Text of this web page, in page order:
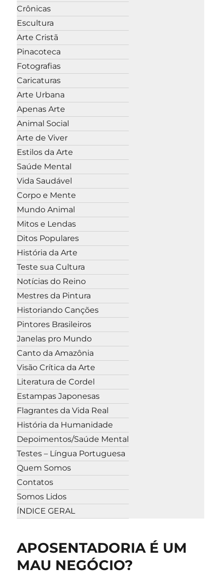
Crônicas
Escultura
Arte Cristã
Pinacoteca
Fotografias
Caricaturas
Arte Urbana
Apenas Arte
Animal Social
Arte de Viver
Estilos da Arte
Saúde Mental
Vida Saudável
Corpo e Mente
Mundo Animal
Mitos e Lendas
Ditos Populares
História da Arte
Teste sua Cultura
Notícias do Reino
Mestres da Pintura
Historiando Canções
Pintores Brasileiros
Janelas pro Mundo
Canto da Amazônia
Visão Crítica da Arte
Literatura de Cordel
Estampas Japonesas
Flagrantes da Vida Real
História da Humanidade
Depoimentos/Saúde Mental
Testes – Língua Portuguesa
Quem Somos
Contatos
Somos Lidos
ÍNDICE GERAL
APOSENTADORIA É UM
MAU NEGÓCIO?